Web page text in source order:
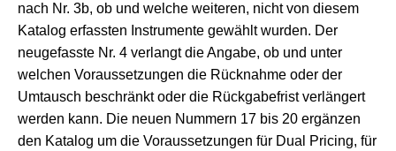
nach Nr. 3b, ob und welche weiteren, nicht von diesem
Katalog erfassten Instrumente gewählt wurden. Der
neugefasste Nr. 4 verlangt die Angabe, ob und unter
welchen Voraussetzungen die Rücknahme oder der
Umtausch beschränkt oder die Rückgabefrist verlängert
werden kann. Die neuen Nummern 17 bis 20 ergänzen
den Katalog um die Voraussetzungen für Dual Pricing, für